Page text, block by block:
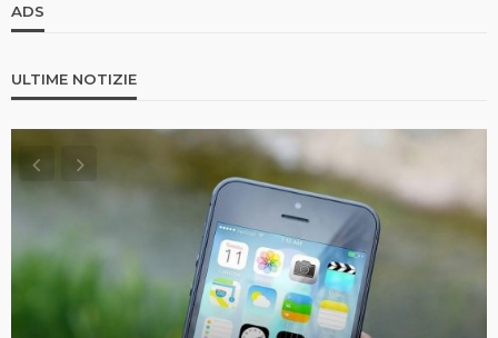
ADS
ULTIME NOTIZIE